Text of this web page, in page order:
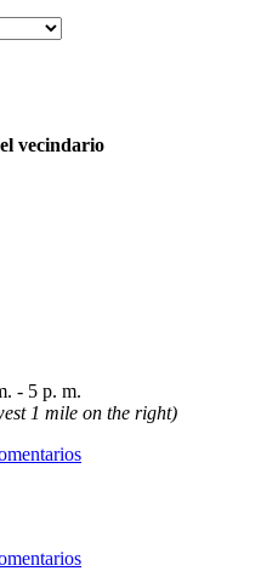
vecindario
- 5 p. m.
1 mile on the right)